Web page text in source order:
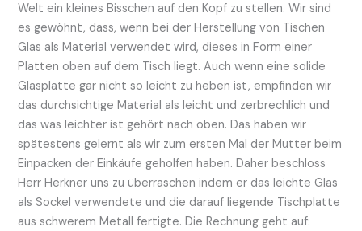
Welt ein kleines Bisschen auf den Kopf zu stellen. Wir sind
es gewöhnt, dass, wenn bei der Herstellung von Tischen
Glas als Material verwendet wird, dieses in Form einer
Platten oben auf dem Tisch liegt. Auch wenn eine solide
Glasplatte gar nicht so leicht zu heben ist, empfinden wir
das durchsichtige Material als leicht und zerbrechlich und
das was leichter ist gehört nach oben. Das haben wir
spätestens gelernt als wir zum ersten Mal der Mutter beim
Einpacken der Einkäufe geholfen haben. Daher beschloss
Herr Herkner uns zu überraschen indem er das leichte Glas
als Sockel verwendete und die darauf liegende Tischplatte
aus schwerem Metall fertigte. Die Rechnung geht auf: